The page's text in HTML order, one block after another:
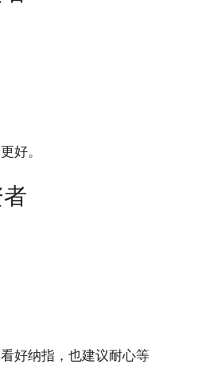
好。
好纳指，也建议耐心等